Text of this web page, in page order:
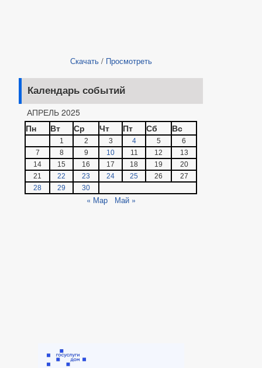
Скачать/ Просмотреть
Календарь событий
АПРЕЛЬ 2025
Пн
Вт Ср Чт Пт Сб Вс
1 2 3 4 5
6
7
8 9 10 11 12
13
14
15 16 17 18 19
20
21
22 23 24 25 26
27
28
29 30
« Мар Май »